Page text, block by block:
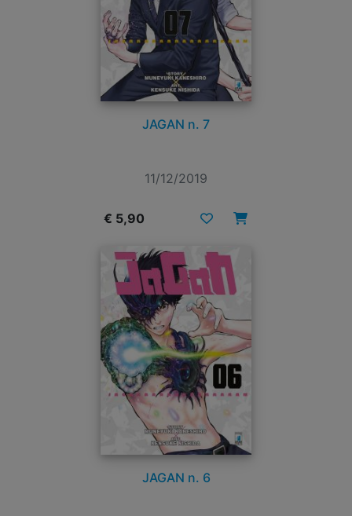
JAGAN n. 7
11/12/2019
€ 5,90
JAGAN n. 6